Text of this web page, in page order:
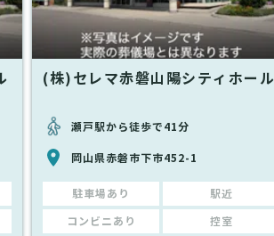
(株)セレマ赤磐山陽シティホール
瀬戸駅から徒歩で41分
岡山県赤磐市下市452-1
駐車場あり 駅近
コンビニあり 控室